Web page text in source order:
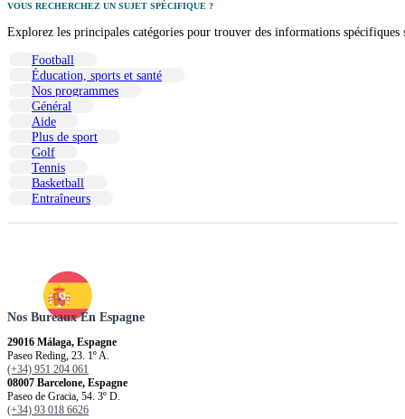
VOUS RECHERCHEZ UN SUJET SPÉCIFIQUE ?
Explorez les principales catégories pour trouver des informations spécifiques
Football
Éducation, sports et santé
Nos programmes
Général
Aide
Plus de sport
Golf
Tennis
Basketball
Entraîneurs
Nos Bureaux En Espagne
29016 Málaga, Espagne
Paseo Reding, 23. 1º A.
(+34) 951 204 061
08007 Barcelone, Espagne
Paseo de Gracia, 54. 3º D.
(+34) 93 018 6626